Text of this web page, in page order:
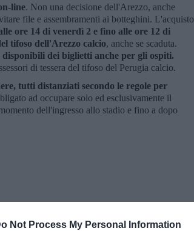
Not Process My Personal Information
line. Non una decisione dell'Arezzo, anche
file e assembramenti ai botteghini. L'acquisto
ore 14 di venerdì 2 e fino alle ore 12 di
tifoso dell'Arezzo calcio, anche se scaduta.
disponibili dei biglietti anche per gli ospiti.
di tessera del tifoso del Perugia calcio.
tutti distanziati secondo le regole per
ad occupare solo ed esclusivamente il
dell'ingresso allo stadio e fino a dopo
presentarsi con l'autocertificazione